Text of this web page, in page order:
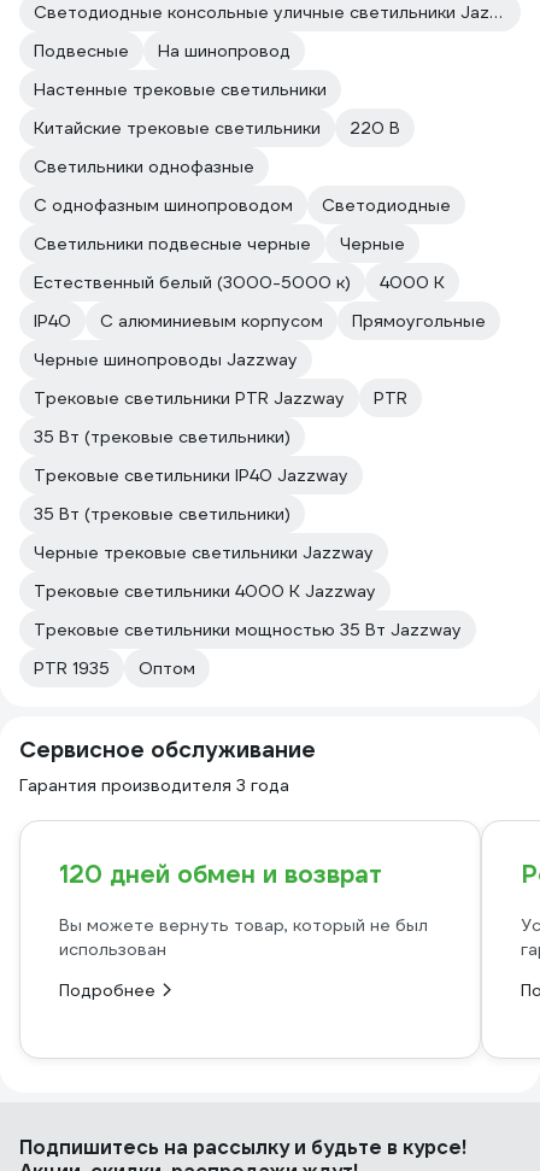
Светодиодные консольные уличные светильники Jazzway
Подвесные
На шинопровод
Настенные трековые светильники
Китайские трековые светильники
220 В
Светильники однофазные
С однофазным шинопроводом
Светодиодные
Светильники подвесные черные
Черные
Естественный белый (3000-5000 к)
4000 К
IP40
С алюминиевым корпусом
Прямоугольные
Черные шинопроводы Jazzway
Трековые светильники PTR Jazzway
PTR
35 Вт (трековые светильники)
Трековые светильники IP40 Jazzway
35 Вт (трековые светильники)
Черные трековые светильники Jazzway
Трековые светильники 4000 К Jazzway
Трековые светильники мощностью 35 Вт Jazzway
PTR 1935
Оптом
Сервисное обслуживание
Гарантия производителя 3 года
120 дней обмен и возврат
Вы можете вернуть товар, который не был
использован
Подробнее
Подпишитесь на рассылкуи будьте в курсе!